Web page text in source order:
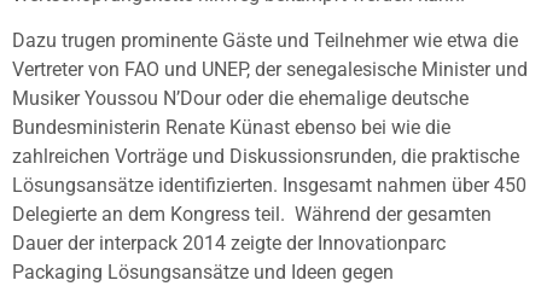
Dazu trugen prominente Gäste und Teilnehmer wie etwa die
Vertreter von FAO und UNEP, der senegalesische Minister und
Musiker Youssou N’Dour oder die ehemalige deutsche
Bundesministerin Renate Künast ebenso bei wie die
zahlreichen Vorträge und Diskussionsrunden, die praktische
Lösungsansätze identifizierten. Insgesamt nahmen über 450
Delegierte an dem Kongress teil. Während der gesamten
Dauer der interpack 2014 zeigte der Innovationparc
Packaging Lösungsansätze und Ideen gegen